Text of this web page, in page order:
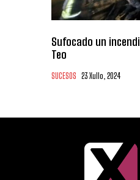
Sufocado un
Teo
SUCESOS 23 Xullo, 2024